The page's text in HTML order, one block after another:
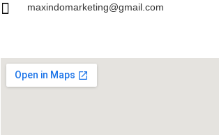
maxindomarketing@gmail.com